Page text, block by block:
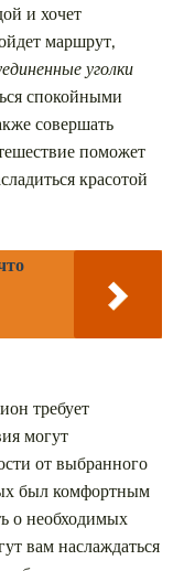
и хочет
маршрут,
уголки
спокойными
совершать
поможет
красотой
требует
могут
от выбранного
был комфортным
о необходимых
вам наслаждаться